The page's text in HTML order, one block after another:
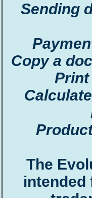
Sending
Copy a
The
intended